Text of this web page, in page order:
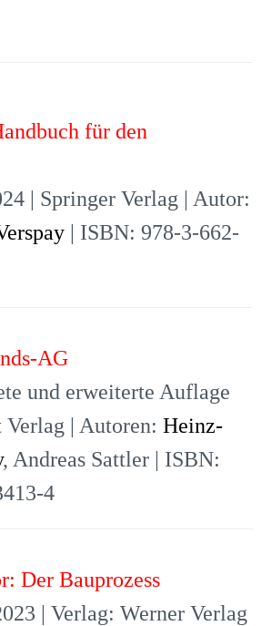
für den
| Springer Verlag | Autor:
| ISBN: 978-3-662-
AG
und erweiterte Auflage
Verlag | Autoren: Heinz-
, Andreas Sattler | ISBN:
4
Der Bauprozess
| Verlag: Werner Verlag